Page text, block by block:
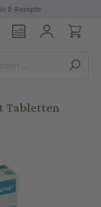
E-Rezepte
Tabletten